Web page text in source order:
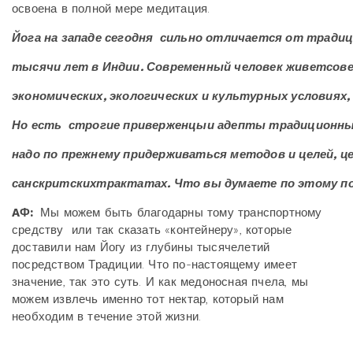
освоена в полной мере медитация.
Йога на западе сегодня сильно отличается от
тысячи лет в Индии. Современный человек
экономических, экологических и культурных
Но есть строгие приверженцыи адепты
надо по прежнему придерживаться методов и целей,
санскритскихтрактатах. Что вы думаете по этому
AФ: Мы можем быть благодарны тому транспортному
средству или так сказать «контейнеру», которые
доставили нам Йогу из глубины тысячелетий
посредством Традиции. Что по-настоящему имеет
значение, так это суть. И как медоносная пчела, мы
можем извлечь именно тот нектар, который нам
необходим в течение этой жизни.